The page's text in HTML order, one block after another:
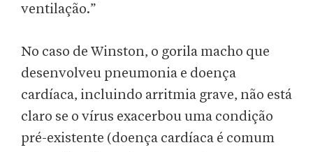
ventilação.”
No caso de Winston, o gorila macho que
desenvolveu pneumonia e doença
cardíaca, incluindo arritmia grave, não está
claro se o vírus exacerbou uma condição
pré-existente (doença cardíaca é comum